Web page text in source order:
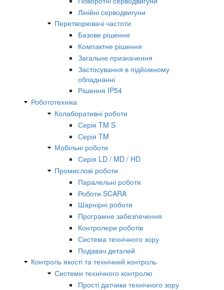
Лінійні серводвигуни
Перетворювачі частоти
Базове рішення
Компактне рішення
Загальне призначення
Застосування в підйомному
обладнанні
Рішення IP54
Робототехніка
Колаборативні роботи
Серія TM S
Серія TM
Мобільні роботи
Серія LD / MD / HD
Промислові роботи
Паралельні роботи
Роботи SCARA
Шарнірні роботи
Програмне забезпечення
Контролери роботів
Система технічного зору
Подавач деталей
Контроль якості та технічний контроль
Системи технічного контролю
Прості датчики технічного зору